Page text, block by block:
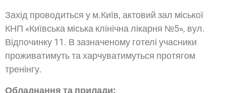
Захід проводиться у м.Київ, актовий зал міської
КНП «Київська міська клінічна лікарня №5», вул.
Відпочинку 11. В зазначеному готелі учасники
проживатимуть та харчуватимуться протягом
тренінгу.
Обладнання та прилади: